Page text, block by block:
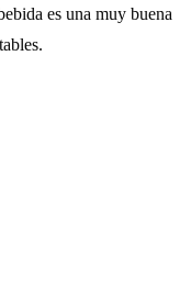
es una muy buena